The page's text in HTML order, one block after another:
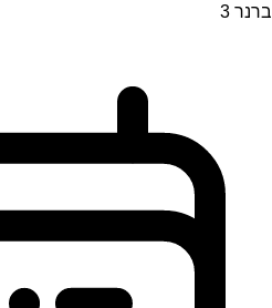
ברנר 3